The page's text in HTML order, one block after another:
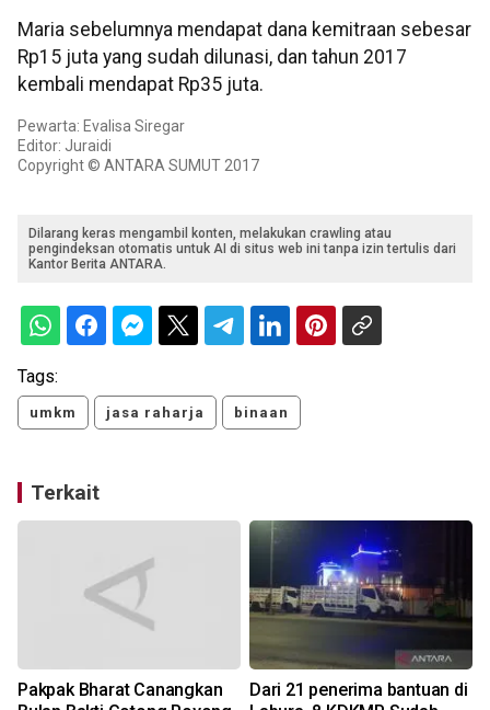
Maria sebelumnya mendapat dana kemitraan sebesar
Rp15 juta yang sudah dilunasi, dan tahun 2017
kembali mendapat Rp35 juta.
Pewarta: Evalisa Siregar
Editor: Juraidi
Copyright © ANTARA SUMUT 2017
Dilarang keras mengambil konten, melakukan crawling atau
pengindeksan otomatis untuk AI di situs web ini tanpa izin tertulis dari
Kantor Berita ANTARA.
Tags:
umkm jasa raharja binaan
Terkait
Pakpak Bharat Canangkan
Dari 21 penerima bantuan di